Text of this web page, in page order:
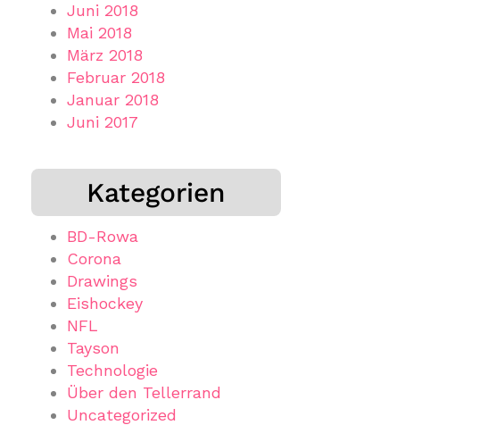
Juni 2018
Mai 2018
März 2018
Februar 2018
Januar 2018
Juni 2017
Kategorien
BD-Rowa
Corona
Drawings
Eishockey
NFL
Tayson
Technologie
Über den Tellerrand
Uncategorized